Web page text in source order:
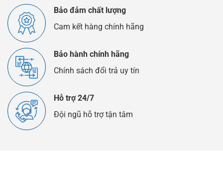
Bảo đảm chất lượng
Cam kết hàng chính hãng
Bảo hành chính hãng
Chính sách đổi trả uy tín
Hỗ trợ 24/7
Đội ngũ hỗ trợ tận tâm